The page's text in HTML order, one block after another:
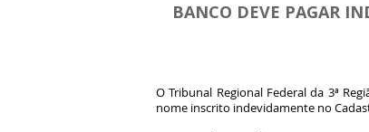
BANCO DEVE PAGAR
O Tribunal Regional Federal da 3ª
nome inscrito indevidamente no